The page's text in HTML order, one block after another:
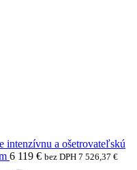
a ošetrovateľskú
6 119 € bez DPH 7 526,37 €